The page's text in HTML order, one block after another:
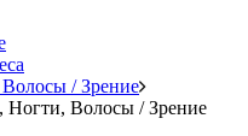
/ Зрение
Ногти, Волосы / Зрение